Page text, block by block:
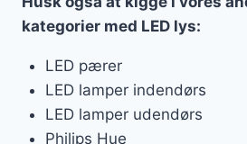
kategorier med LED lys:
LED pærer
LED lamper indendørs
LED lamper udendørs
Philips Hue